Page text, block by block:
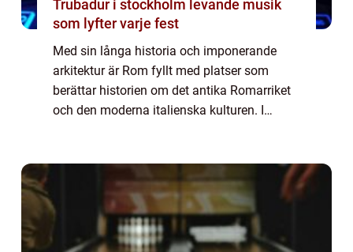
Trubadur i stockholm levande musik
som lyfter varje fest
Med sin långa historia och imponerande
arkitektur är Rom fyllt med platser som
berättar historien om det antika Romarriket
och den moderna italienska kulturen. I